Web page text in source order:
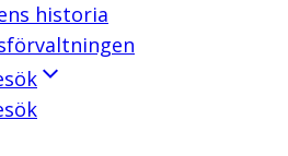
historia